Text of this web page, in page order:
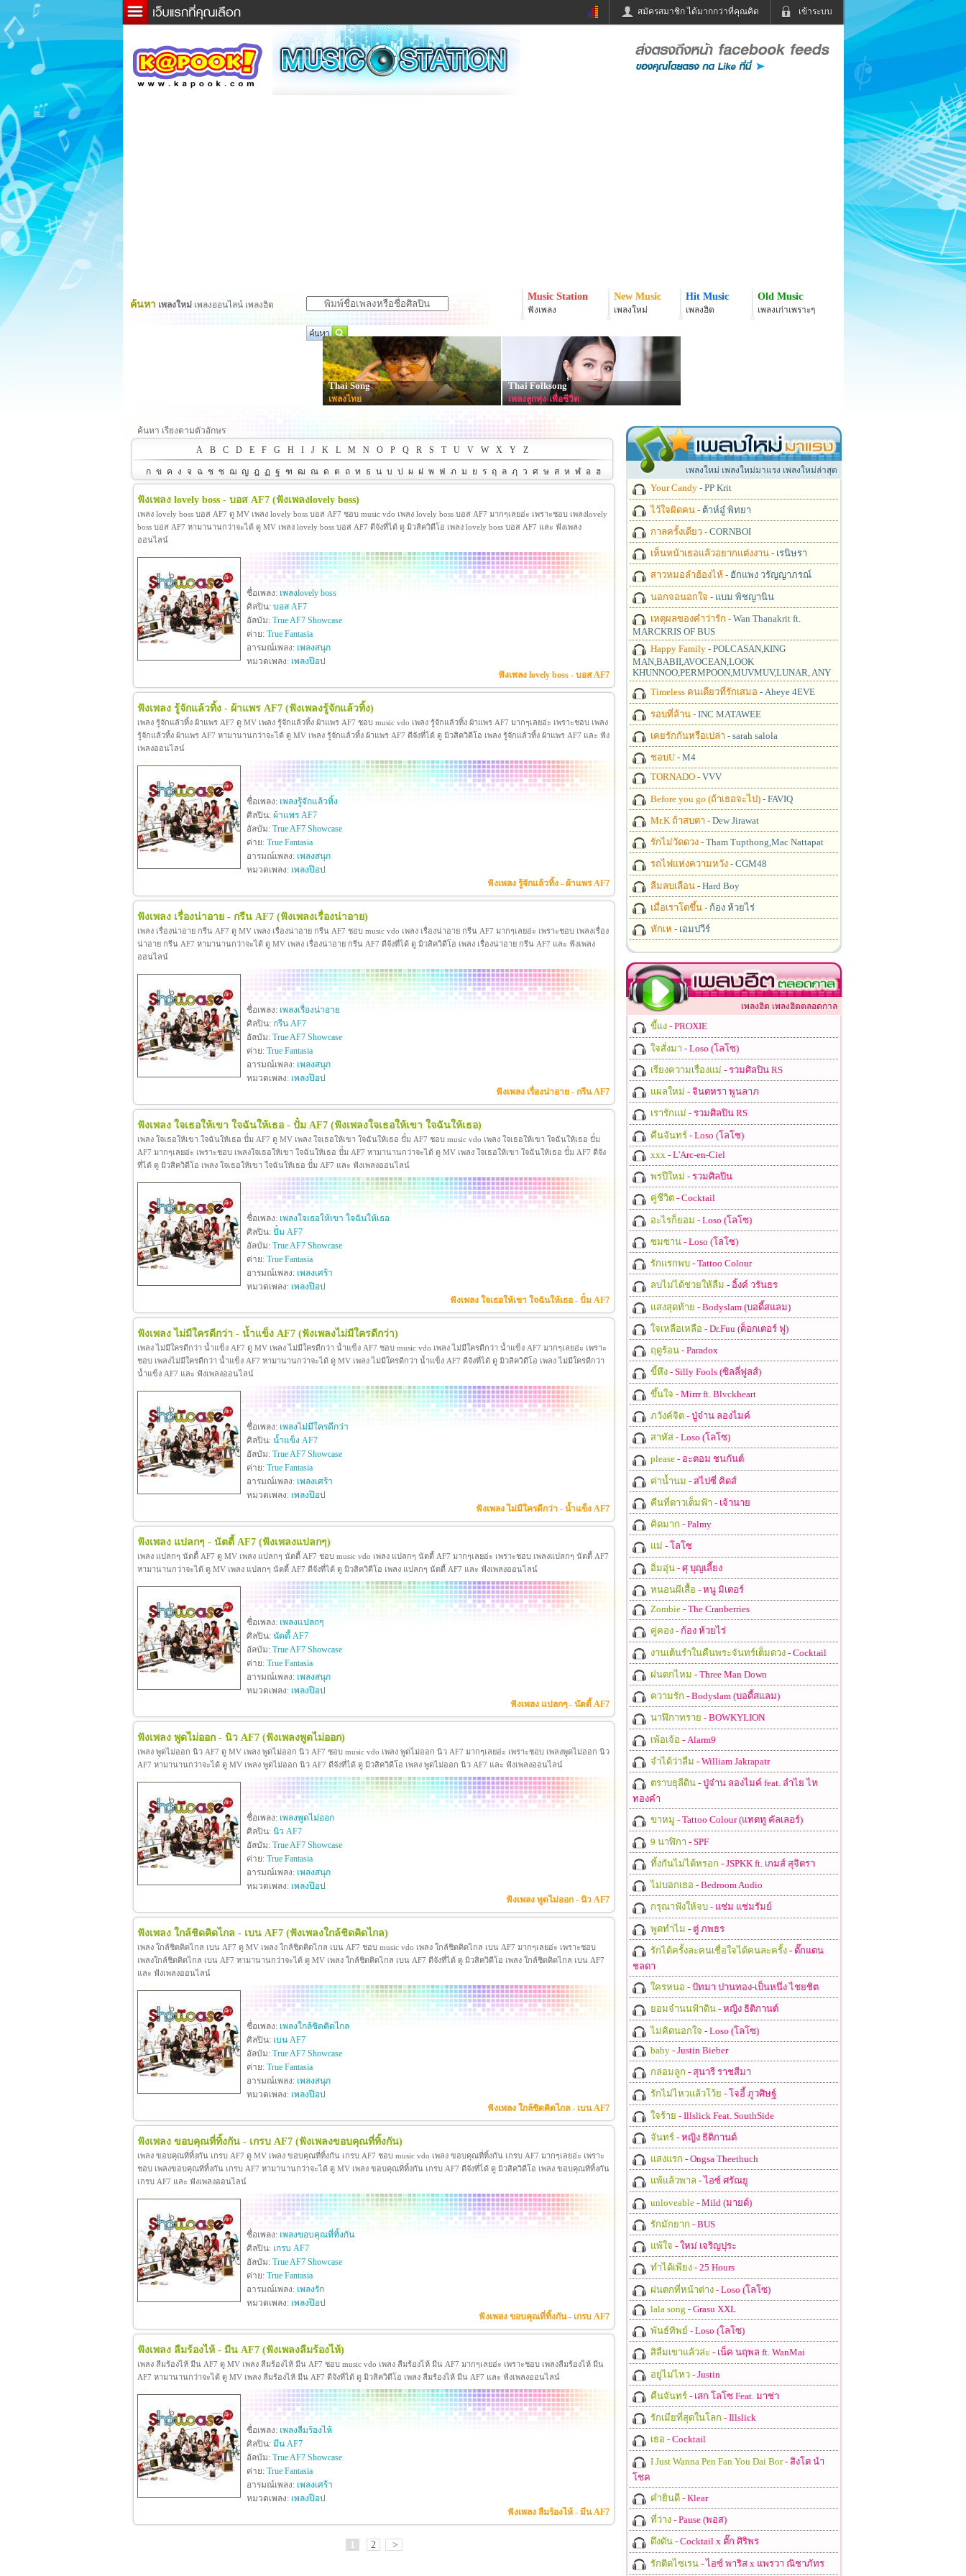
เข้าระบบ
สมัครสมาชิก ได้มากกว่าที่คุณคิด
ข่าวด่วน ข่าวสั้น
ละคร
หนังใหม่
ฟังวิทยุออนไลน์
หมากรุกไทย
Email
ค้นหา เพลงใหม่ เพลงออนไลน์ เพลงฮิต
Music Station
ฟังเพลง
New Music
เพลงใหม่
Hit Music
เพลงฮิต
Old Music
เพลงเก่าเพราะๆ
Thai Song
เพลงไทย
Thai Folksong
เพลงลูกทุ่ง-เพื่อชีวิต
ค้นหา เรียงตามตัวอักษร
A
B C D E F G H I J K L M N O P Q R S T U V W X Y Z
ก ข ค ง จ ฉ ช ซ ฌ ญ ฎ ฏ ฐ ฑ ฒ ณ ด ต ถ ท ธ น บ ป ผ ฝ พ ฟ ภ ม ย ร ฤ ล ฦ ว ศ ษ ส ห ฬ อ ฮ
ฟังเพลง lovely boss - บอส AF7 (ฟังเพลงlovely boss)
เพลง lovely boss บอส AF7 ดู MV เพลง lovely boss บอส AF7 ชอบ music vdo เพลง lovely boss บอส AF7 มากๆเลยอ่ะ เพราะชอบ เพลงlovely
boss บอส AF7 หามานานกว่าจะได้ ดู MV เพลง lovely boss บอส AF7 ดีจังที่ได้ ดู มิวสิควิดีโอ เพลง lovely boss บอส AF7 และ ฟังเพลง
ออนไลน์
ชื่อเพลง: เพลงlovely boss
ศิลปิน: บอส AF7
อัลบัม: True AF7 Showcase
ค่าย: True Fantasia
อารมณ์เพลง: เพลงสนุก
หมวดเพลง: เพลงป๊อป
ฟังเพลง lovely boss - บอส AF7
ฟังเพลง รู้จักแล้วทิ้ง - ผ้าแพร AF7 (ฟังเพลงรู้จักแล้วทิ้ง)
เพลง รู้จักแล้วทิ้ง ผ้าแพร AF7 ดู MV เพลง รู้จักแล้วทิ้ง ผ้าแพร AF7 ชอบ music vdo เพลง รู้จักแล้วทิ้ง ผ้าแพร AF7 มากๆเลยอ่ะ เพราะชอบ เพลง
รู้จักแล้วทิ้ง ผ้าแพร AF7 หามานานกว่าจะได้ ดู MV เพลง รู้จักแล้วทิ้ง ผ้าแพร AF7 ดีจังที่ได้ ดู มิวสิควิดีโอ เพลง รู้จักแล้วทิ้ง ผ้าแพร AF7 และ ฟัง
เพลงออนไลน์
ชื่อเพลง: เพลงรู้จักแล้วทิ้ง
ศิลปิน: ผ้าแพร AF7
อัลบัม: True AF7 Showcase
ค่าย: True Fantasia
อารมณ์เพลง: เพลงสนุก
หมวดเพลง: เพลงป๊อป
ฟังเพลง รู้จักแล้วทิ้ง - ผ้าแพร AF7
ฟังเพลง เรื่องน่าอาย - กรีน AF7 (ฟังเพลงเรื่องน่าอาย)
เพลง เรื่องน่าอาย กรีน AF7 ดู MV เพลง เรื่องน่าอาย กรีน AF7 ชอบ music vdo เพลง เรื่องน่าอาย กรีน AF7 มากๆเลยอ่ะ เพราะชอบ เพลงเรื่อง
น่าอาย กรีน AF7 หามานานกว่าจะได้ ดู MV เพลง เรื่องน่าอาย กรีน AF7 ดีจังที่ได้ ดู มิวสิควิดีโอ เพลง เรื่องน่าอาย กรีน AF7 และ ฟังเพลง
ออนไลน์
ชื่อเพลง: เพลงเรื่องน่าอาย
ศิลปิน: กรีน AF7
อัลบัม: True AF7 Showcase
ค่าย: True Fantasia
อารมณ์เพลง: เพลงสนุก
หมวดเพลง: เพลงป๊อป
ฟังเพลง เรื่องน่าอาย - กรีน AF7
ฟังเพลง ใจเธอให้เขา ใจฉันให้เธอ - ปั๋ม AF7 (ฟังเพลงใจเธอให้เขา ใจฉันให้เธอ)
เพลง ใจเธอให้เขา ใจฉันให้เธอ ปั๋ม AF7 ดู MV เพลง ใจเธอให้เขา ใจฉันให้เธอ ปั๋ม AF7 ชอบ music vdo เพลง ใจเธอให้เขา ใจฉันให้เธอ ปั๋ม
AF7 มากๆเลยอ่ะ เพราะชอบ เพลงใจเธอให้เขา ใจฉันให้เธอ ปั๋ม AF7 หามานานกว่าจะได้ ดู MV เพลง ใจเธอให้เขา ใจฉันให้เธอ ปั๋ม AF7 ดีจัง
ที่ได้ ดู มิวสิควิดีโอ เพลง ใจเธอให้เขา ใจฉันให้เธอ ปั๋ม AF7 และ ฟังเพลงออนไลน์
ชื่อเพลง: เพลงใจเธอให้เขา ใจฉันให้เธอ
ศิลปิน: ปั๋ม AF7
อัลบัม: True AF7 Showcase
ค่าย: True Fantasia
อารมณ์เพลง: เพลงเศร้า
หมวดเพลง: เพลงป๊อป
ฟังเพลง ใจเธอให้เขา ใจฉันให้เธอ - ปั๋ม AF7
ฟังเพลง ไม่มีใครดีกว่า - น้ำแข็ง AF7 (ฟังเพลงไม่มีใครดีกว่า)
เพลง ไม่มีใครดีกว่า น้ำแข็ง AF7 ดู MV เพลง ไม่มีใครดีกว่า น้ำแข็ง AF7 ชอบ music vdo เพลง ไม่มีใครดีกว่า น้ำแข็ง AF7 มากๆเลยอ่ะ เพราะ
ชอบ เพลงไม่มีใครดีกว่า น้ำแข็ง AF7 หามานานกว่าจะได้ ดู MV เพลง ไม่มีใครดีกว่า น้ำแข็ง AF7 ดีจังที่ได้ ดู มิวสิควิดีโอ เพลง ไม่มีใครดีกว่า
น้ำแข็ง AF7 และ ฟังเพลงออนไลน์
ชื่อเพลง: เพลงไม่มีใครดีกว่า
ศิลปิน: น้ำแข็ง AF7
อัลบัม: True AF7 Showcase
ค่าย: True Fantasia
อารมณ์เพลง: เพลงเศร้า
หมวดเพลง: เพลงป๊อป
ฟังเพลง ไม่มีใครดีกว่า - น้ำแข็ง AF7
ฟังเพลง แปลกๆ - นัตตี้ AF7 (ฟังเพลงแปลกๆ)
เพลง แปลกๆ นัตตี้ AF7 ดู MV เพลง แปลกๆ นัตตี้ AF7 ชอบ music vdo เพลง แปลกๆ นัตตี้ AF7 มากๆเลยอ่ะ เพราะชอบ เพลงแปลกๆ นัตตี้ AF7
หามานานกว่าจะได้ ดู MV เพลง แปลกๆ นัตตี้ AF7 ดีจังที่ได้ ดู มิวสิควิดีโอ เพลง แปลกๆ นัตตี้ AF7 และ ฟังเพลงออนไลน์
ชื่อเพลง: เพลงแปลกๆ
ศิลปิน: นัตตี้ AF7
อัลบัม: True AF7 Showcase
ค่าย: True Fantasia
อารมณ์เพลง: เพลงสนุก
หมวดเพลง: เพลงป๊อป
ฟังเพลง แปลกๆ - นัตตี้ AF7
ฟังเพลง พูดไม่ออก - นิว AF7 (ฟังเพลงพูดไม่ออก)
เพลง พูดไม่ออก นิว AF7 ดู MV เพลง พูดไม่ออก นิว AF7 ชอบ music vdo เพลง พูดไม่ออก นิว AF7 มากๆเลยอ่ะ เพราะชอบ เพลงพูดไม่ออก นิว
AF7 หามานานกว่าจะได้ ดู MV เพลง พูดไม่ออก นิว AF7 ดีจังที่ได้ ดู มิวสิควิดีโอ เพลง พูดไม่ออก นิว AF7 และ ฟังเพลงออนไลน์
ชื่อเพลง: เพลงพูดไม่ออก
ศิลปิน: นิว AF7
อัลบัม: True AF7 Showcase
ค่าย: True Fantasia
อารมณ์เพลง: เพลงสนุก
หมวดเพลง: เพลงป๊อป
ฟังเพลง พูดไม่ออก - นิว AF7
ฟังเพลง ใกล้ชิดคิดไกล - เบน AF7 (ฟังเพลงใกล้ชิดคิดไกล)
เพลง ใกล้ชิดคิดไกล เบน AF7 ดู MV เพลง ใกล้ชิดคิดไกล เบน AF7 ชอบ music vdo เพลง ใกล้ชิดคิดไกล เบน AF7 มากๆเลยอ่ะ เพราะชอบ
เพลงใกล้ชิดคิดไกล เบน AF7 หามานานกว่าจะได้ ดู MV เพลง ใกล้ชิดคิดไกล เบน AF7 ดีจังที่ได้ ดู มิวสิควิดีโอ เพลง ใกล้ชิดคิดไกล เบน AF7
และ ฟังเพลงออนไลน์
ชื่อเพลง: เพลงใกล้ชิดคิดไกล
ศิลปิน: เบน AF7
อัลบัม: True AF7 Showcase
ค่าย: True Fantasia
อารมณ์เพลง: เพลงสนุก
หมวดเพลง: เพลงป๊อป
ฟังเพลง ใกล้ชิดคิดไกล - เบน AF7
ฟังเพลง ขอบคุณที่ทิ้งกัน - เกรบ AF7 (ฟังเพลงขอบคุณที่ทิ้งกัน)
เพลง ขอบคุณที่ทิ้งกัน เกรบ AF7 ดู MV เพลง ขอบคุณที่ทิ้งกัน เกรบ AF7 ชอบ music vdo เพลง ขอบคุณที่ทิ้งกัน เกรบ AF7 มากๆเลยอ่ะ เพราะ
ชอบ เพลงขอบคุณที่ทิ้งกัน เกรบ AF7 หามานานกว่าจะได้ ดู MV เพลง ขอบคุณที่ทิ้งกัน เกรบ AF7 ดีจังที่ได้ ดู มิวสิควิดีโอ เพลง ขอบคุณที่ทิ้งกัน
เกรบ AF7 และ ฟังเพลงออนไลน์
ชื่อเพลง: เพลงขอบคุณที่ทิ้งกัน
ศิลปิน: เกรบ AF7
อัลบัม: True AF7 Showcase
ค่าย: True Fantasia
อารมณ์เพลง: เพลงรัก
หมวดเพลง: เพลงป๊อป
ฟังเพลง ขอบคุณที่ทิ้งกัน - เกรบ AF7
ฟังเพลง ลืมร้องไห้ - มีน AF7 (ฟังเพลงลืมร้องไห้)
เพลง ลืมร้องไห้ มีน AF7 ดู MV เพลง ลืมร้องไห้ มีน AF7 ชอบ music vdo เพลง ลืมร้องไห้ มีน AF7 มากๆเลยอ่ะ เพราะชอบ เพลงลืมร้องไห้ มีน
AF7 หามานานกว่าจะได้ ดู MV เพลง ลืมร้องไห้ มีน AF7 ดีจังที่ได้ ดู มิวสิควิดีโอ เพลง ลืมร้องไห้ มีน AF7 และ ฟังเพลงออนไลน์
ชื่อเพลง: เพลงลืมร้องไห้
ศิลปิน: มีน AF7
อัลบัม: True AF7 Showcase
ค่าย: True Fantasia
อารมณ์เพลง: เพลงเศร้า
หมวดเพลง: เพลงป๊อป
ฟังเพลง ลืมร้องไห้ - มีน AF7
2 >
เพลงใหม่ เพลงใหม่มาแรง เพลงใหม่ล่าสุด
Your Candy- PP Krit
ไว้ใจผิดคน- ต้าห์อู๋ พิทยา
กาลครั้งเดียว- CORNBOI
เห็นหน้าเธอแล้วอยากแต่งงาน- เรนิษรา
สาวหมอลำฮ้องไห้ - ฮักแพง วรัญญาภรณ์
นอกจอนอกใจ - แบม พิชญานิน
เหตุผลของคำว่ารัก - Wan Thanakrit ft.
MARCKRIS OF BUS
Happy Family- POLCASAN,KING
MAN,BABII,AVOCEAN,LOOK
KHUNNOO,PERMPOON,MUVMUV,LUNAR, ANY
Timeless คนเดียวที่รักเสมอ - Aheye 4EVE
รอบที่ล้าน- INC MATAWEE
เคยรักกันหรือเปล่า - sarah salola
ชอบU- M4
TORNADO- VVV
Before you go (ถ้าเธอจะไป)- FAVIQ
Mr.K ถ้าสบตา - Dew Jirawat
รักไม่วัดดวง- Tham Tupthong,Mac Nattapat
รถไฟแห่งความหวัง- CGM48
ลืมลบเลือน- Hard Boy
เมื่อเราโตขึ้น- ก้อง ห้วยไร่
หักเห - เอมปวีร์
เพลงฮิต เพลงฮิตตลอดกาล
ขี้แง- PROXIE
ใจสั่งมา - Loso (โลโซ)
เรียงความเรื่องแม่ - รวมศิลปิน RS
แผลใหม่ - จินตหรา พูนลาภ
เรารักแม่ - รวมศิลปิน RS
คืนจันทร์- Loso (โลโซ)
xxx - L'Arc-en-Ciel
พรปีใหม่ - รวมศิลปิน
คู่ชีวิต- Cocktail
อะไรก็ยอม - Loso (โลโซ)
ซมซาน- Loso (โลโซ)
รักแรกพบ- Tattoo Colour
ลบไม่ได้ช่วยให้ลืม - อิ้งค์ วรันธร
แสงสุดท้าย - Bodyslam (บอดี้สแลม)
ใจเหลือเหลือ - Dr.Fuu (ด็อกเตอร์ ฟู)
ฤดูร้อน- Paradox
ขี้หึง- Silly Fools (ซิลลี่ฟูลส์)
ขึ้นใจ - Mirrr ft. Blvckheart
ภวังค์จิต- ปู่จ๋าน ลองไมค์
สาหัส- Loso (โลโซ)
please- อะตอม ชนกันต์
ค่าน้ำนม - สไปซี่ คิดส์
คืนที่ดาวเต็มฟ้า - เจ้านาย
คิดมาก - Palmy
แม่ - โลโซ
อิ่มอุ่น- ศุ บุญเลี้ยง
หนอนผีเสื้อ - หนู มิเตอร์
Zombie- The Cranberries
คู่คอง- ก้อง ห้วยไร่
งานเต้นรำในคืนพระจันทร์เต็มดวง- Cocktail
ฝนตกไหม - Three Man Down
ความรัก - Bodyslam (บอดี้สแลม)
นาฬิกาทราย - BOWKYLION
เพ้อเจ้อ - Alarm9
จำได้ว่าลืม - William Jakrapatr
ตราบธุลีดิน- ปู่จ๋าน ลองไมค์ feat. ลำไย ไห
ทองคำ
ขาหมู - Tattoo Colour (แทตทู คัลเลอร์)
9 นาฬิกา - SPF
ทิ้งกันไม่ได้หรอก - JSPKK ft. เกมส์ สุจิตรา
ไม่บอกเธอ - Bedroom Audio
กรุณาฟังให้จบ- แช่ม แช่มรัมย์
พูดทำไม - ตู่ ภพธร
รักได้ครั้งละคนเชื่อใจได้คนละครั้ง- ตั๊กแตน
ชลดา
ใครหนอ - ปัทมา ปานทอง-เป็นหนึ่ง ไชยชิต
ยอมจำนนฟ้าดิน- หญิง ธิติกานต์
ไม่คิดนอกใจ - Loso (โลโซ)
baby- Justin Bieber
กล่อมลูก - สุนารี ราชสีมา
รักไม่ไหวแล้วโว้ย - โจอี้ ภูวศิษฐ์
ใจร้าย - Illslick Feat. SouthSide
จันทร์- หญิง ธิติกานต์
แสงแรก - Ongsa Theethuch
แพ้แล้วพาล - ไอซ์ ศรัณยู
unloveable- Mild (มายด์)
รักมักยาก - BUS
แพ้ใจ - ใหม่ เจริญปุระ
ทำได้เพียง- 25 Hours
ฝนตกที่หน้าต่าง- Loso (โลโซ)
lala song - Grasu XXL
พันธ์ทิพย์ - Loso (โลโซ)
สิลืมเขาแล้วล่ะ - เน็ค นฤพล ft. WanMai
อยู่ไม่ไหว- Justin
คืนจันทร์- เสก โลโซ Feat. มาช่า
รักเมียที่สุดในโลก - Illslick
เธอ - Cocktail
I Just Wanna Pen Fan You Dai Bor- สิงโต นำ
โชค
คำยินดี- Klear
ที่ว่าง- Pause (พอส)
ดึงดัน- Cocktail x ตั๊ก ศิริพร
รักติดไซเรน- ไอซ์ พาริส x แพรวา ณิชาภัทร